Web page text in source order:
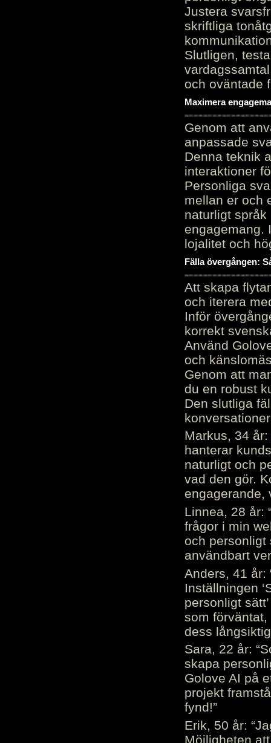
Justera
skriftliga
Slutligen,
och oväntade
Maximera
Genom att
anpassade
Denna teknik
interaktioner
Personliga
mellan er och
naturligt
engagemang.
lojalitet och
Fälla övergången:
Att skapa
och iterera
Inför
korrekt
Använd
och
Genom att
du en robust
Den slutliga
Markus, 34
hanterar
naturligt och
vad den gör.
engagerande,
Linnea, 28 år:
frågor i min
och personligt
användbart
Anders, 41 år:
Inställningen
personligt
som
dess
Sara, 22 år:
skapa
Golove AI på
projekt
fynd!”
Erik, 50 år:
Möjligheten